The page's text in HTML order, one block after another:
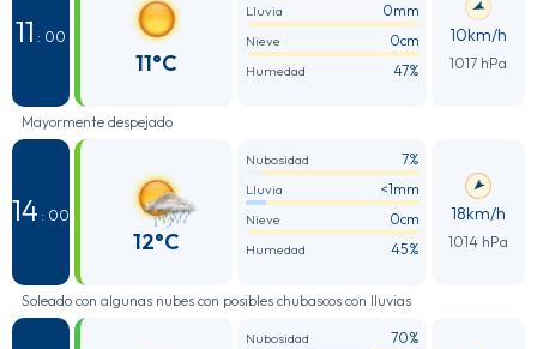
11 : 00
11°C
Lluvia 0mm
Nieve 0cm
Humedad 47%
10km/h
1017 hPa
Mayormente despejado
14 : 00
12°C
Nubosidad 7%
Lluvia <1mm
Nieve 0cm
Humedad 45%
18km/h
1014 hPa
Soleado con algunas nubes con posibles chubascos con lluvias
Nubosidad 70%